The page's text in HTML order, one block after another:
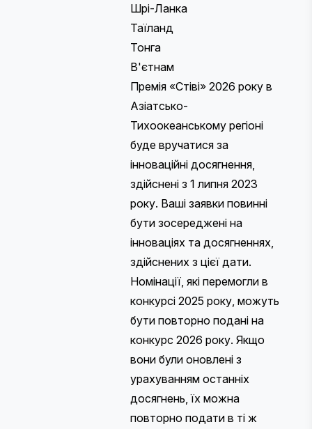
Шрі-Ланка
Таїланд
Тонга
В'єтнам
Премія «Стіві» 2026 року в
Азіатсько-
Тихоокеанському регіоні
буде вручатися за
інноваційні досягнення,
здійснені з 1 липня 2023
року. Ваші заявки повинні
бути зосереджені на
інноваціях та досягненнях,
здійснених з цієї дати.
Номінації, які перемогли в
конкурсі 2025 року, можуть
бути повторно подані на
конкурс 2026 року. Якщо
вони були оновлені з
урахуванням останніх
досягнень, їх можна
повторно подати в ті ж